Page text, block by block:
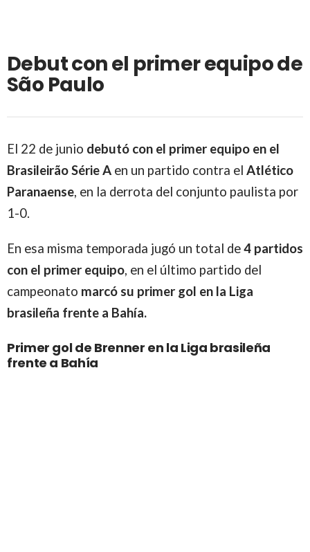
Debut con el primer equipo de
São Paulo
El 22 de junio debutó con el primer equipo en el
Brasileirão Série A en un partido contra el Atlético
Paranaense, en la derrota del conjunto paulista por
1-0.
En esa misma temporada jugó un total de4 partidos
con el primer equipo, en el último partido del
campeonato marcó su primer gol en la Liga
brasileña frente a Bahía.
Primer gol de Brenner en la Liga brasileña
frente a Bahía